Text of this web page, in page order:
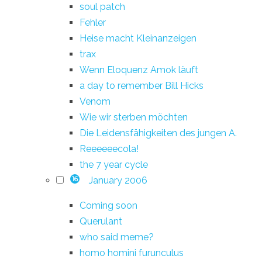
soul patch
Fehler
Heise macht Kleinanzeigen
trax
Wenn Eloquenz Amok läuft
a day to remember Bill Hicks
Venom
Wie wir sterben möchten
Die Leidensfähigkeiten des jungen A.
Reeeeeecola!
the 7 year cycle
16 January 2006
Coming soon
Querulant
who said meme?
homo homini furunculus